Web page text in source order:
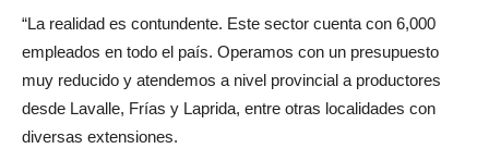
“La realidad es contundente. Este sector cuenta con 6,000
empleados en todo el país. Operamos con un presupuesto
muy reducido y atendemos a nivel provincial a productores
desde Lavalle, Frías y Laprida, entre otras localidades con
diversas extensiones.